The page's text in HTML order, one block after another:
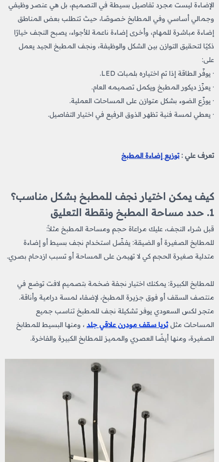
الإضاءة ليست مجرد تفاصيل بسيطة في التصميم، بل هي عنصر وظيفي
وجمالي أساسي وفي المطابخ خصوصًا، حيث تتطلب بعض المناطق
إضاءة مباشرة للمهام، وأخرى إضاءة ناعمة للأجواء، يصبح النجف خيارًا
ذكيًا لتحقيق التوازن بين الشكل والوظيفة، ونجف المطبخ​ الجيد يعمل
على:
· يوفّر الطاقة إذا تم اختياره بلمبات LED.
· يعزّز ديكور المطبخ ويكمل تصميمه العام.
· يوزّع الضوء بشكل متوازن على المساحات العملية.
· يعطي لمسة فنية تظهر الذوق الرفيع في اختيار التفاصيل.
تعرف علي : توزيع إضاءة المطبخ
كيف يمكن اختيار نجف للمطبخ​ بشكل مناسب؟
1. حدد مساحة المطبخ ونقطة التعليق
قبل شراء النجف، عليك مراعاة حجم ومساحة المطبخ مثلاً:
للمطابخ الصغيرة أو الضيقة: يفضّل استخدام نجف بسيط أو إضاءة
متدلية صغيرة الحجم كي لا تهيمن على المساحة أو تسبب ازدحام بصري.
للمطابخ الكبيرة: يمكنك اختيار نجفة ضخمة بتصميم لافت توضع في
منتصف السقف أو فوق جزيرة المطبخ، لإضفاء لمسة درامية وأناقة.
متجر لكس السعودي يوفر تشكيلة نجف للمطبخ تناسب جميع
المساحات مثلثريا سقف مودرن علاقي جلد ، ومنها البسيط للمطابخ
الصغيرة، ومنها أيضًا العصري والمميز للمطابخ الكبيرة والفاخرة.